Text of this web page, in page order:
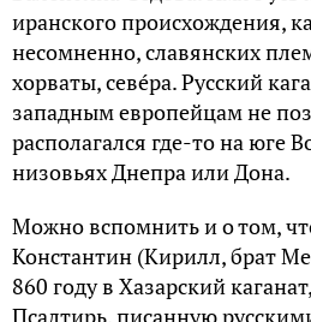
иранского происхождения,
несомненно, славянских
хорваты, севéра. Русский
западным европейцам не
располагался где-то на юге
низовьях Днепра или Дона.
Можно вспомнить и о том,
Константин (Кирилл, брат
860 году в Хазарский
Псалтирь, писанную